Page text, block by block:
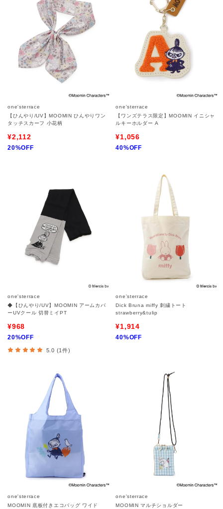
one'sterrace
【ひんやり/UV】MOOMIN ひんやりワン
タッチスカーフ 小花柄
¥2,112
20%OFF
one'sterrace
【ワンズテラス限定】MOOMIN イニシャ
ルキーホルダー A
¥1,056
40%OFF
one'sterrace
◆【ひんやり/UV】MOOMIN アームカバ
ーUVクール 切替ミイPT
¥968
20%OFF
5.0 (1件)
one'sterrace
Dick Bruna miffy 刺繍トート
strawberry&tulip
¥1,914
40%OFF
one'sterrace
MOOMIN 底板付きエコバッグ ワイド
one'sterrace
MOOMIN マルチショルダー